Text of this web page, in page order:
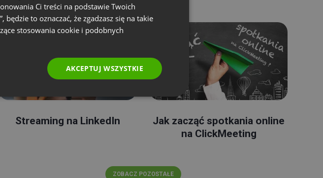
Streaming na LinkedIn
Jak zacząć spotkania online
na ClickMeeting
ZOBACZ POZOSTAŁE
FRENCH
RUSSIAN
SPANISH
Ci treści na podstawie Twoich
będzie to oznaczać, że zgadzasz się na takie
stosowania cookie i podobnych
AKCEPTUJ WSZYSTKIE